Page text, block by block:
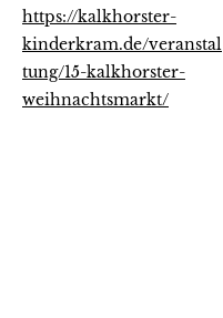
https://kalkhorster-
kinderkram.de/veranstal
tung/15-kalkhorster-
weihnachtsmarkt/